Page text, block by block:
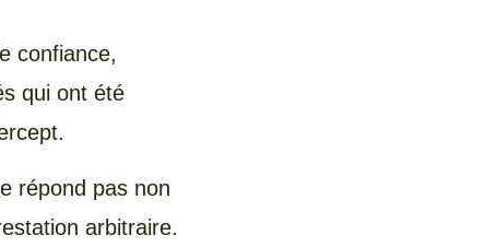
confiance,
qui ont été
répond pas non
arbitraire.